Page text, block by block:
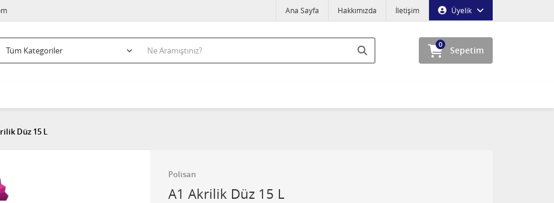
Üyelik
Ana Sayfa Hakkımızda İletişim
Sepetim
0
Düz 15 L
Polisan
A1 Akrilik Düz 15 L